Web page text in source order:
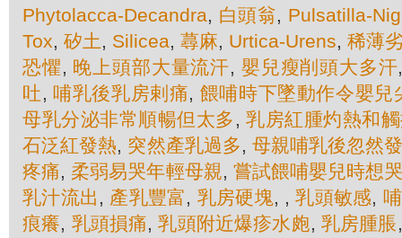
Phytolacca-Decandra, 白頭翁, Pulsatilla-
Tox, 矽土, Silicea, 蕁麻, Urtica-Urens, 稀薄
恐懼, 晚上頭部大量流汗, 嬰兒瘦削頭大多汗
吐, 哺乳後乳房剌痛, 餵哺時下墜動作令嬰兒
母乳分泌非常順暢但太多 , 乳房紅腫灼熱和
石泛紅發熱, 突然產乳過多, 母親哺乳後忽然
疼痛, 柔弱易哭年輕母親, 嘗試餵哺嬰兒時想
乳汁流出 , 產乳豐富, 乳房硬塊, ,乳頭敏感,
痕癢, 乳頭損痛,乳頭附近爆疹水皰, 乳房腫脹